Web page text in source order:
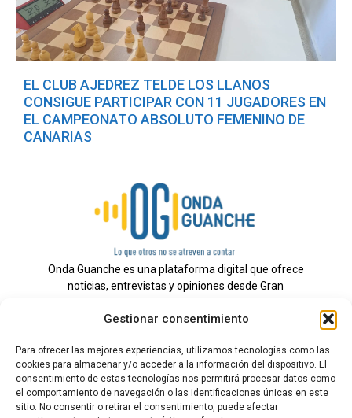
Gestionar consentimiento
Para ofrecer las mejores experiencias, utilizamos tecnologías como las
cookies para almacenar y/o acceder a la información del dispositivo. El
consentimiento de estas tecnologías nos permitirá procesar datos como
el comportamiento de navegación o las identificaciones únicas en este
sitio. No consentir o retirar el consentimiento, puede afectar
EL CLUB AJEDREZ TELDE LOS LLANOS
CONSIGUE PARTICIPAR CON 11 JUGADORES EN
EL CAMPEONATO ABSOLUTO FEMENINO DE
CANARIAS
Onda Guanche es una plataforma digital que ofrece
noticias, entrevistas y opiniones desde Gran
Canaria. Estamos comprometidos con brindar
información veraz y un periodismo independiente a
Todos los derechos reservados.